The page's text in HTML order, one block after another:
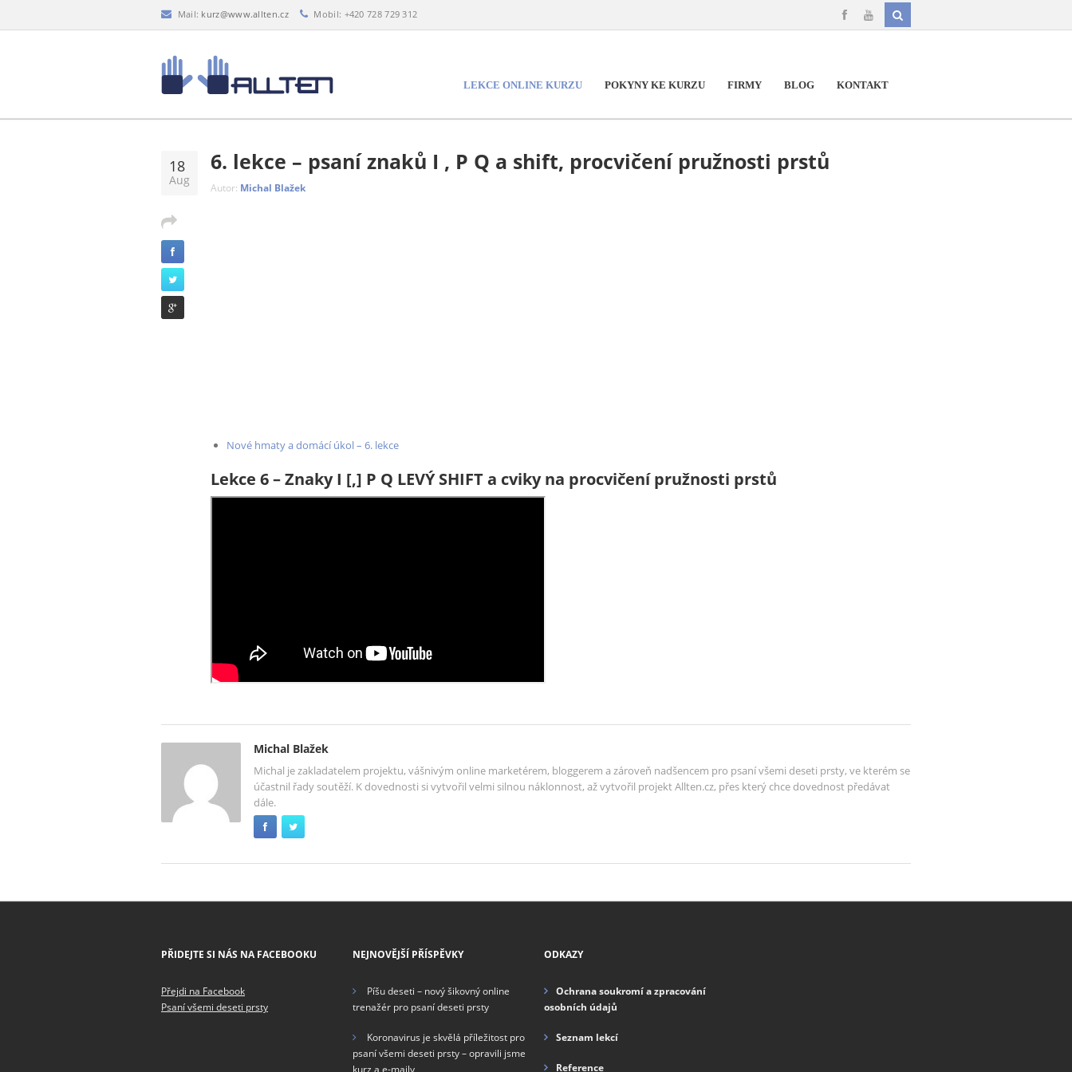
Mail: kurz@www.allten.cz Mobil: +420 728 729 312
LEKCE ONLINE KURZU POKYNY KE KURZU FIRMY BLOG KONTAKT
18
Aug
6. lekce – psaní znaků I , P Q a shift, procvičení pružnosti prstů
Autor: Michal Blažek
Nové hmaty a domácí úkol – 6. lekce
Lekce 6 – Znaky I [,] P Q LEVÝ SHIFT a cviky na procvičení pružnosti prstů
Michal Blažek
Michal je zakladatelem projektu, vášnivým online marketérem, bloggerem a zároveň nadšencem pro psaní všemi deseti prsty, ve kterém se
účastnil řady soutěží. K dovednosti si vytvořil velmi silnou náklonnost, až vytvořil projekt Allten.cz, přes který chce dovednost předávat
dále.
PŘIDEJTE SI NÁS NA FACEBOOKU
Přejdi na Facebook
Psaní všemi deseti prsty
NEJNOVĚJŠÍ PŘÍSPĚVKY
Píšu deseti – nový šikovný online
trenažér pro psaní deseti prsty
Koronavirus je skvělá příležitost pro
psaní všemi deseti prsty – opravili jsme
kurz a e-maily
ODKAZY
Ochrana soukromí a zpracování
osobních údajů
Seznam lekcí
Reference